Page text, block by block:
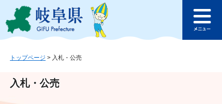
ジ
ュ
このページの本文へ
ュ
トップページ > 入札・公売
入札・公売